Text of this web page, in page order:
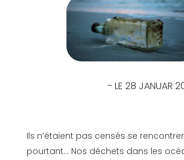
- LE 28 JANUAR
Ils n’étaient pas censés se
pourtant… Nos déchets dans les